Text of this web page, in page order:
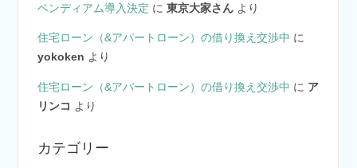
ベンディアム導入決定 に 東京大家さんより
住宅ローン（&アパートローン）の借り換え交渉中 に
yokoken より
住宅ローン（&アパートローン）の借り換え交渉中 に ア
リンコ より
カテゴリー